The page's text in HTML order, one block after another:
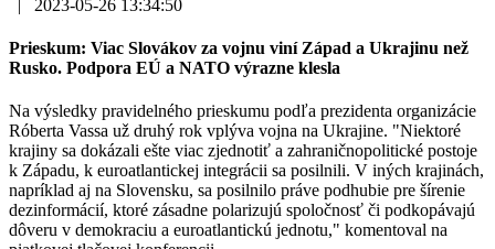
|
2023-05-26 13:34:50
Prieskum: Viac Slovákov za vojnu viní Západ a Ukrajinu než
Rusko. Podpora EÚ a NATO výrazne klesla
Na výsledky pravidelného prieskumu podľa prezidenta organizácie
Róberta Vassa už druhý rok vplýva vojna na Ukrajine. "Niektoré
krajiny sa dokázali ešte viac zjednotiť a zahraničnopolitické postoje
k Západu, k euroatlantickej integrácii sa posilnili. V iných krajinách,
napríklad aj na Slovensku, sa posilnilo práve podhubie pre šírenie
dezinformácií, ktoré zásadne polarizujú spoločnosť či podkopávajú
dôveru v demokraciu a euroatlantickú jednotu," komentoval na